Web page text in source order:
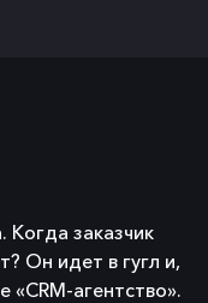
Когда заказчик
Он идет в гугл и,
«CRM-агентство».